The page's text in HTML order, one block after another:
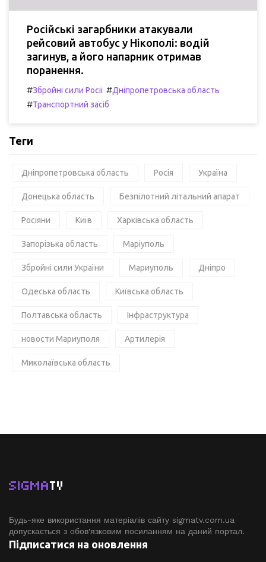
Російські загарбники атакували
рейсовий автобус у Нікополі: водій
загинув, а його напарник отримав
поранення.
#Збройні сили Росії #Дніпропетровська область
#Транспортний засіб
Теги
Дніпропетровська область Росія Україна
Донецька область Безпілотний літальний апарат
Росіяни Київ Харківська область
Запорізька область Маріуполь
Збройні сили України Мариуполь Дніпро
Одеська область Київська область
Полтавська область Інфраструктура
новости Мариуполя Артилерія
Миколаївська область
SIGMATV
Будь-яке використання матеріалів сайту sigmatv.com.ua
допускається з обов'язковим посиланням на даний портал.
Підписатися на оновлення